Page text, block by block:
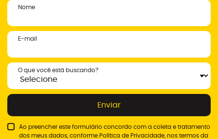
Nome
E-mail
O que você está buscando?
Enviar
Ao preencher este formulário concordo com a coleta e tratamento
dos meus dados, conforme Política de Privacidade , nos termos da